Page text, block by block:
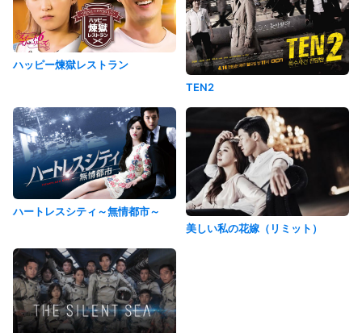
ハッピー煉獄レストラン
TEN2
ハートレスシティ～無情都市～
美しい私の花嫁（リミット）